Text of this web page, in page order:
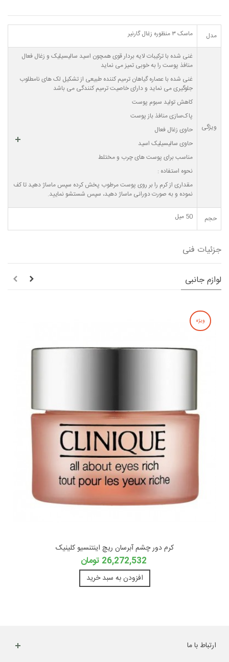
مدل ماسک ۳ منظوره زغال گارنیر
ویژگی
غنی شده با ترکیبات لایه بردار قوی همچون اسید سالیسیلیک و زغال فعال
منافذ پوست را به خوبی تمیز می نماید
غنی شده با عصاره گیاهان ترمیم کننده طبیعی از تشکیل لک های نامطلوب
جلوگیری می نماید و دارای خاصیت ترمیم کنندگی می باشد
کاهش تولید سبوم پوست
پاک‌سازی منافذ باز پوست
حاوی زغال فعال
حاوی سالیسیلیک اسید
مناسب برای پوست های چرب و مختلط
نحوه استفاده :
مقداری از کرم را بر روی پوست مرطوب پخش کرده سپس ماساژ دهید تا کف
نموده و به صورت دورانی ماساژ دهید، سپس شستشو نمایید.
حجم 50 میل
جزئیات فنی
لوازم جانبی
ویژه
کرم دور چشم آبرسان ریچ اینتنسیو کلینیک
26,272,532 تومان
افزودن به سبد خرید
ارتباط با ما